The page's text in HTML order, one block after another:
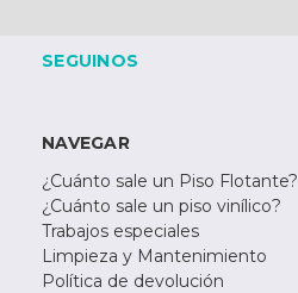
SEGUINOS
NAVEGAR
¿Cuánto sale un Piso Flotante?
¿Cuánto sale un piso vinílico?
Trabajos especiales
Limpieza y Mantenimiento
Política de devolución